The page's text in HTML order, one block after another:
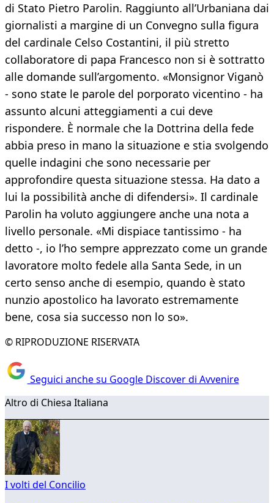
di Stato Pietro Parolin. Raggiunto all’Urbaniana dai
giornalisti a margine di un Convegno sulla figura
del cardinale Celso Costantini, il più stretto
collaboratore di papa Francesco non si è sottratto
alle domande sull’argomento. «Monsignor Viganò
- sono state le parole del porporato vicentino - ha
assunto alcuni atteggiamenti a cui deve
rispondere. È normale che la Dottrina della fede
abbia preso in mano la situazione e stia svolgendo
quelle indagini che sono necessarie per
approfondire questa situazione stessa. Ha dato a
lui la possibilità anche di difendersi». Il cardinale
Parolin ha voluto aggiungere anche una nota a
livello personale. «Mi dispiace tantissimo - ha
detto -, io l’ho sempre apprezzato come un grande
lavoratore molto fedele alla Santa Sede, in un
certo senso anche di esempio, quando è stato
nunzio apostolico ha lavorato estremamente
bene, cosa sia successo non lo so».
© RIPRODUZIONE RISERVATA
Seguici anche su Google Discover di Avvenire
Altro di Chiesa Italiana
I volti del Concilio